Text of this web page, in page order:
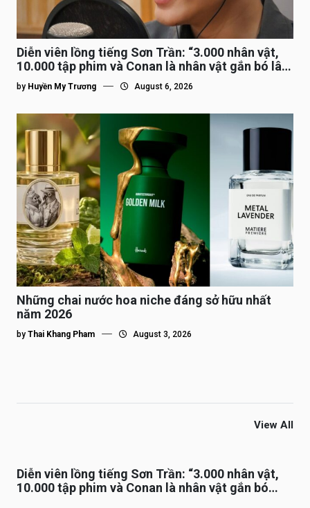
Diễn viên lồng tiếng Sơn Trần: “3.000 nhân vật,
10.000 tập phim và Conan là nhân vật gắn bó lâu
nhất”
by Huyền My Trương August 6, 2026
Những chai nước hoa niche đáng sở hữu nhất
năm 2026
by Thai Khang Pham August 3, 2026
View All
Diễn viên lồng tiếng Sơn Trần: “3.000 nhân vật,
10.000 tập phim và Conan là nhân vật gắn bó